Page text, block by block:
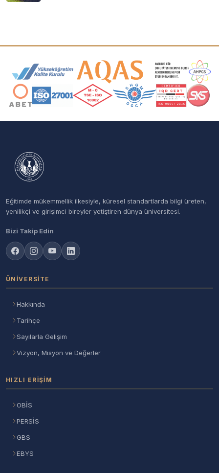
Akreditasyon ve Üyelik Logoları
Eğitimde mükemmellik ilkesiyle, küresel standartlarda bilgi üreten,
yenilikçi ve girişimci bireyler yetiştiren dünya üniversitesi.
Bizi Takip Edin
ÜNIVERSITE
Hakkında
Tarihçe
Sayılarla Gelişim
Vizyon, Misyon ve Değerler
HIZLI ERIŞIM
OBİS
PERSİS
GBS
EBYS